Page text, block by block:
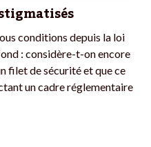
conditions depuis la loi
: considère-t-on encore
filet de sécurité et que ce
un cadre réglementaire